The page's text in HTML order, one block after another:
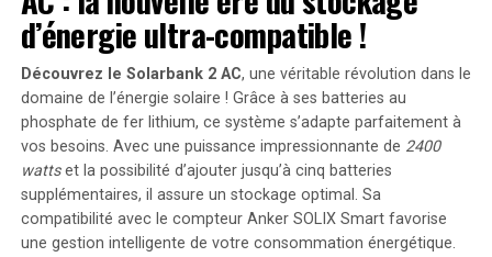
sur le secteur), vous serez couvert par leur licence de
télévision. »
« Et si quelqu’un dans votre foyer est malvoyant, vous
bénéficiez de la moitié du prix de votre redevance. Vous
pouvez demander une licence de télévision à tarif réduit,
coûtant 7,50 £ par pièce, appartement ou bungalow si
vous vivez dans un logement adapté ou en soins
adaptés. »
d’énergie ultra-compatible !
Découvrez le Solarbank 2 AC, une véritable révolution dans le
domaine de l’énergie solaire ! Grâce à ses batteries au
phosphate de fer lithium, ce système s’adapte parfaitement à
vos besoins. Avec une puissance impressionnante de 2400
wattset la possibilité d’ajouter jusqu’à cinq batteries
supplémentaires, il assure un stockage optimal. Sa
compatibilité avec le compteur Anker SOLIX Smart favorise
une gestion intelligente de votre consommation énergétique.